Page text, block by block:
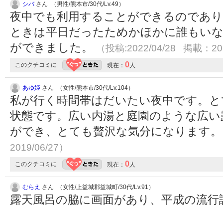
シバさん （男性/熊本市/30代/Lv.49）
夜中でも利用することができるのであ
ときは平日だったためかほかに誰もい
ができました。
（投稿:2022/04/28 掲載：
このクチコミに 現在： 0人
あゆ姫 さん （女性/熊本市/30代/Lv.104）
私が行く時間帯はだいたい夜中です。
状態です。広い内湯と庭園のような広
ができ、とても贅沢な気分になります
2019/06/27）
このクチコミに 現在： 0人
むらえ さん （女性/上益城郡益城町/30代/Lv.91）
露天風呂の脇に画面があり、平成の流